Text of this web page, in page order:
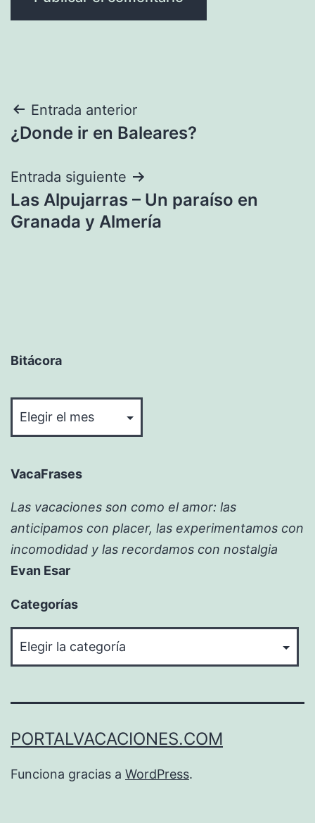
Navegación
de
entradas
Entrada anterior
¿Donde ir en Baleares?
Entrada siguiente
Las Alpujarras – Un paraíso en
Granada y Almería
Bitácora
VacaFrases
Las vacaciones son como el amor: las
anticipamos con placer, las experimentamos con
incomodidad y las recordamos con nostalgia
Evan Esar
Categorías
PORTALVACACIONES.COM
Funciona gracias a WordPress.